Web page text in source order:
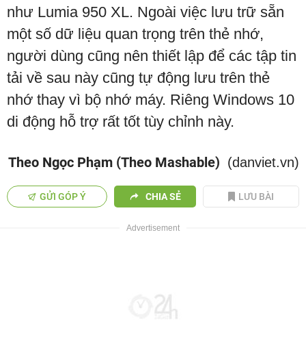
như Lumia 950 XL. Ngoài việc lưu trữ sẵn
một số dữ liệu quan trọng trên thẻ nhớ,
người dùng cũng nên thiết lập để các tập tin
tải về sau này cũng tự động lưu trên thẻ
nhớ thay vì bộ nhớ máy. Riêng Windows 10
di động hỗ trợ rất tốt tùy chỉnh này.
Theo Ngọc Phạm (Theo Mashable) (danviet.vn)
GỬI GÓP Ý CHIA SẺ LƯU BÀI